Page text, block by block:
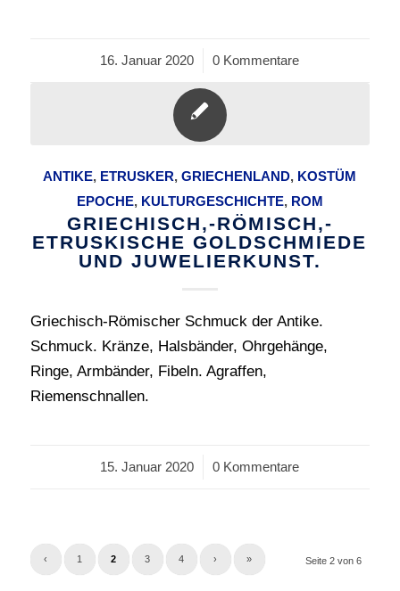
16. Januar 2020
/ 0 Kommentare
ANTIKE, ETRUSKER,GRIECHENLAND, KOSTÜM
EPOCHE, KULTURGESCHICHTE, ROM
GRIECHISCH,-RÖMISCH,-
ETRUSKISCHE GOLDSCHMIEDE
UND JUWELIERKUNST.
Griechisch-Römischer Schmuck der Antike.
Schmuck. Kränze, Halsbänder, Ohrgehänge,
Ringe, Armbänder, Fibeln. Agraffen,
Riemenschnallen.
15. Januar 2020
/ 0 Kommentare
Seite 2 von 6
‹ 1 2 3 4 › »